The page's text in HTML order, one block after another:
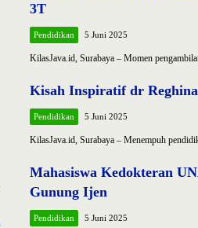
3T
Pendidikan 5 Juni 2025
KilasJava.id, Surabaya – Momen
Kisah Inspiratif dr
Pendidikan 5 Juni 2025
KilasJava.id, Surabaya – Menempuh
Mahasiswa Kedokteran
Gunung Ijen
Pendidikan 5 Juni 2025